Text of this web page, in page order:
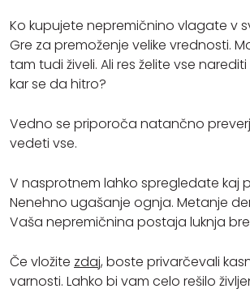
Ko kupujete nepremičnino vlagate v
Gre za premoženje velike vrednosti.
tam tudi živeli. Ali res želite vse
kar se da hitro?
Vedno se priporoča natančno
vedeti vse.
V nasprotnem lahko spregledate kaj
Nenehno ugašanje ognja. Metanje
Vaša nepremičnina postaja luknja
Če vložite zdaj, boste privarčevali
varnosti. Lahko bi vam celo rešilo